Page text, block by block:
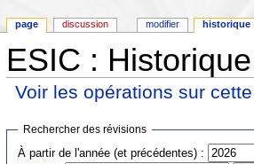
ESIC :
Voir les opérations sur
Rechercher des révisions
À partir de l'année (et précédentes) :
page discussion modifier historique